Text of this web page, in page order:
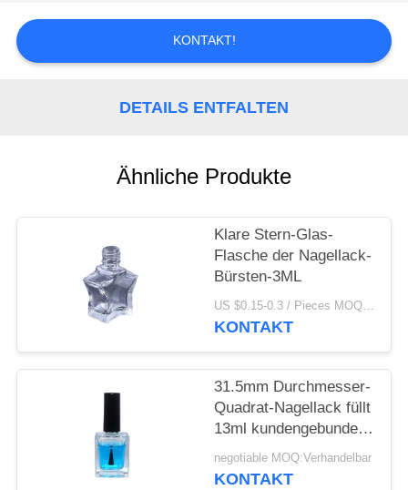
NACHRICHT
ANGEBOT
ANFORDERN
SITEMAP
PRIVACY
KONTAKT!
DETAILS ENTFALTEN
Ähnliche Produkte
Klare Stern-Glas-
Flasche der Nagellack-
Bürsten-3ML
US $0.15-0.3 / Pieces MOQ:1000
KONTAKT
31.5mm Durchmesser-
Quadrat-Nagellack füllt
13ml kundengebundene
Farbe ab
negotiable MOQ:Verhandelbar
KONTAKT